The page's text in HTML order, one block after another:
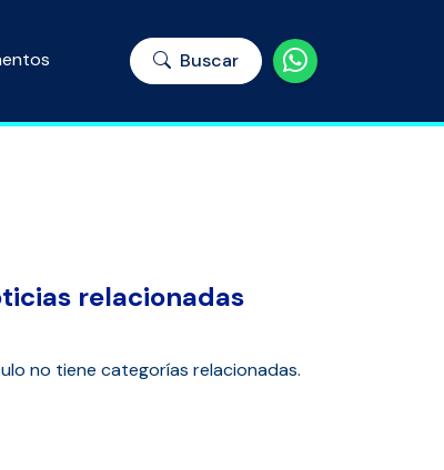
Buscar
relacionadas
no tiene categorías relacionadas.